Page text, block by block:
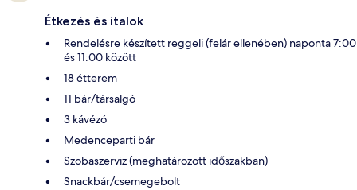
Étkezés és italok
Rendelésre készített reggeli (felár ellenében) naponta 7:00
és 11:00 között
18 étterem
11 bár/társalgó
3 kávézó
Medenceparti bár
Szobaszerviz (meghatározott időszakban)
Snackbár/csemegebolt